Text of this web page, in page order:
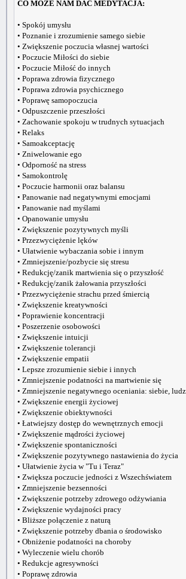
CO MOŻE NAM DAĆ MEDYTACJA:
• Spokój umysłu
• Poznanie i zrozumienie samego siebie
• Zwiększenie poczucia własnej wartości
• Poczucie Miłości do siebie
• Poczucie Miłość do innych
• Poprawa zdrowia fizycznego
• Poprawa zdrowia psychicznego
• Poprawę samopoczucia
• Odpuszczenie przeszłości
• Zachowanie spokoju w trudnych sytuacjach
• Relaks
• Samoakceptację
• Zniwelowanie ego
• Odporność na stress
• Samokontrolę
• Poczucie harmonii oraz balansu
• Panowanie nad negatywnymi emocjami
• Panowanie nad myślami
• Opanowanie umysłu
• Zwiększenie pozytywnych myśli
• Przezwyciężenie lęków
• Ułatwienie wybaczania sobie i innym
• Zmniejszenie/pozbycie się stresu
• Redukcję/zanik martwienia się o przyszłość
• Redukcję/zanik żałowania przyszłości
• Przezwyciężenie strachu przed śmiercią
• Zwiększenie kreatywności
• Poprawienie koncentracji
• Poszerzenie osobowości
• Zwiększenie intuicji
• Zwiększenie tolerancji
• Zwiększenie empatii
• Lepsze zrozumienie siebie i innych
• Zmniejszenie podatności na martwienie się
• Zmniejszenie negatywnego oceniania: siebie,
• Zwiększenie energii życiowej
• Zwiększenie obiektywności
• Łatwiejszy dostęp do wewnętrznych emocji
• Zwiększenie mądrości życiowej
• Zwiększenie spontaniczności
• Zwiększenie pozytywnego nastawienia do życia
• Ułatwienie życia w "Tu i Teraz"
• Zwiększa poczucie jedności z Wszechświatem
• Zmniejszenie bezsenności
• Zwiększenie potrzeby zdrowego odżywiania
• Zwiększenie wydajności pracy
• Bliższe połączenie z naturą
• Zwiększenie potrzeby dbania o środowisko
• Obniżenie podatności na choroby
• Wyleczenie wielu chorób
• Redukcje agresywności
• Poprawę zdrowia